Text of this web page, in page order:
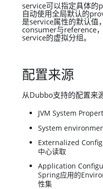
service可以指定具体的
自动使用全局默认的
是service属性的默认值
consumer与reference
service的虚拟分组。
配置来源
从Dubbo支持的配置来
JVM System
System
Externalized
中心读取
Application
Spring应用的
性集